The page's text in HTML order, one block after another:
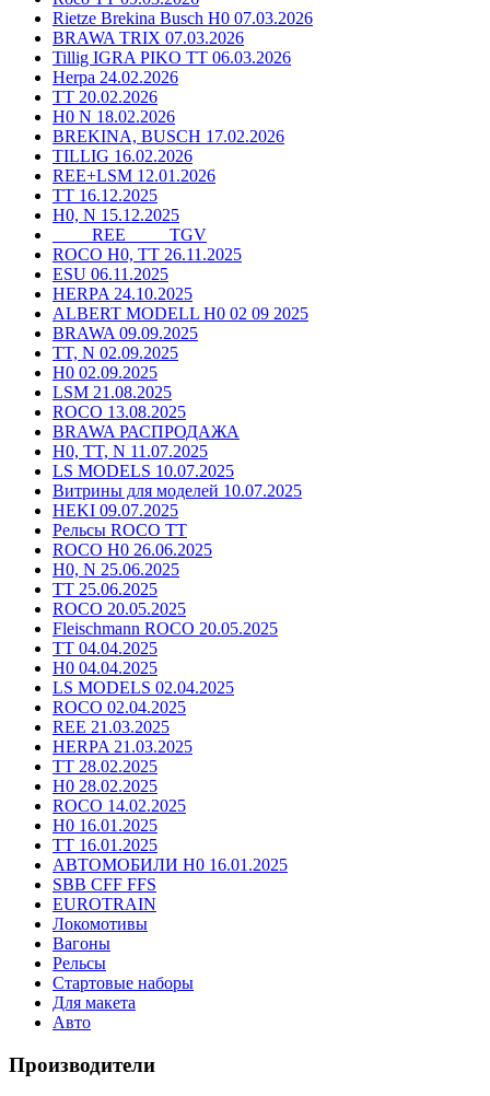
Rietze Brekina Busch H0 07.03.2026
BRAWA TRIX 07.03.2026
Tillig IGRA PIKO TT 06.03.2026
Herpa 24.02.2026
TT 20.02.2026
H0 N 18.02.2026
BREKINA, BUSCH 17.02.2026
TILLIG 16.02.2026
REE+LSM 12.01.2026
TT 16.12.2025
H0, N 15.12.2025
____ REE ____ TGV
ROCO H0, TT 26.11.2025
ESU 06.11.2025
HERPA 24.10.2025
ALBERT MODELL H0 02 09 2025
BRAWA 09.09.2025
TT, N 02.09.2025
H0 02.09.2025
LSM 21.08.2025
ROCO 13.08.2025
BRAWA РАСПРОДАЖА
H0, TT, N 11.07.2025
LS MODELS 10.07.2025
Витрины для моделей 10.07.2025
HEKI 09.07.2025
Рельсы ROCO TT
ROCO H0 26.06.2025
H0, N 25.06.2025
TT 25.06.2025
ROCO 20.05.2025
Fleischmann ROCO 20.05.2025
TT 04.04.2025
H0 04.04.2025
LS MODELS 02.04.2025
ROCO 02.04.2025
REE 21.03.2025
HERPA 21.03.2025
TT 28.02.2025
H0 28.02.2025
ROCO 14.02.2025
H0 16.01.2025
TT 16.01.2025
АВТОМОБИЛИ H0 16.01.2025
SBB CFF FFS
EUROTRAIN
Локомотивы
Вагоны
Рельсы
Стартовые наборы
Для макета
Авто
Производители